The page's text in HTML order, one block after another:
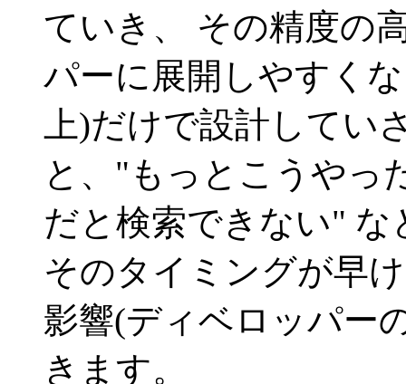
ていき、 その精度の
パーに展開しやすく
上)だけで設計してい
と、"もっとこうやっ
だと検索できない"
そのタイミングが早
影響(ディベロッパー
きます。